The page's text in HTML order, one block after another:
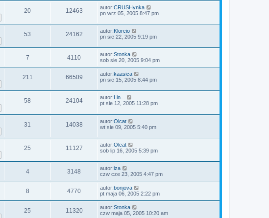
20 12463 autor:CRUSHynka
pn wrz 05, 2005 8:47 pm
53 24162 autor: Klorcio
pn sie 22, 2005 9:19 pm
7 4110 autor:Stonka
sob sie 20, 2005 9:04 pm
211 66509 autor:kaasica
pn sie 15, 2005 8:44 pm
58 24104 autor: Lin...
pt sie 12, 2005 11:28 pm
31 14038 autor:Olcat
wt sie 09, 2005 5:40 pm
25 11127 autor:Olcat
sob lip 16, 2005 5:39 pm
4 3148 autor:iza
czw cze 23, 2005 4:47 pm
8 4770 autor:bonjova
pt maja 06, 2005 2:22 pm
25 11320 autor:Stonka
czw maja 05, 2005 10:20 am